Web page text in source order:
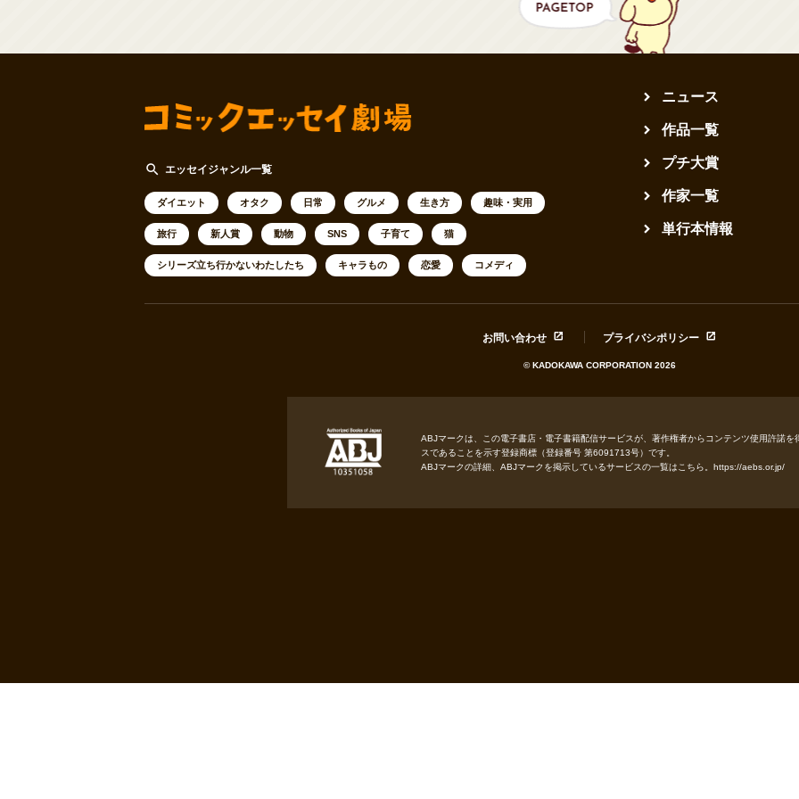
search エッセイジャンル一覧
ダイエット オタク 日常 グルメ 生き方 趣味・実用
旅行 新人賞 動物 SNS 子育て 猫
シリーズ立ち行かないわたしたち キャラもの 恋愛 コメディ
ニュース
作品一覧
プチ大賞
作家一覧
単行本情報
お問い合わせ プライバシポリシー
© KADOKAWA CORPORATION 2026
ABJマークは、この電子書店・電子書籍配信サービスが、著作権者からコンテンツ使用許諾を
スであることを示す登録商標（登録番号 第6091713号）です。
ABJマークの詳細、ABJマークを掲示しているサービスの一覧はこちら。 https://aebs.or.jp/